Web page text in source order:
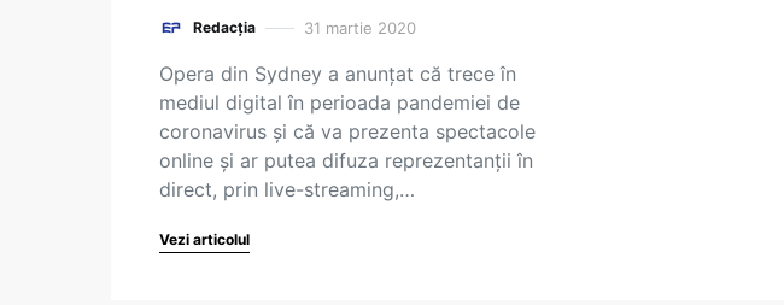
Redacția 31 martie 2020
Opera din Sydney a anunţat că trece în
mediul digital în perioada pandemiei de
coronavirus și că va prezenta spectacole
online şi ar putea difuza reprezentanţii în
direct, prin live-streaming,…
Vezi articolul